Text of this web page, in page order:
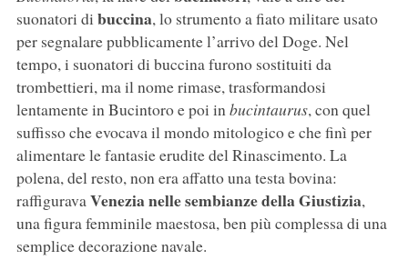
suonatori di buccina, lo strumento a fiato militare usato
per segnalare pubblicamente l’arrivo del Doge. Nel
tempo, i suonatori di buccina furono sostituiti da
trombettieri, ma il nome rimase, trasformandosi
lentamente in Bucintoro e poi inbucintaurus, con quel
suffisso che evocava il mondo mitologico e che finì per
alimentare le fantasie erudite del Rinascimento. La
polena, del resto, non era affatto una testa bovina:
raffiguravaVenezia nelle sembianze della Giustizia,
una figura femminile maestosa, ben più complessa di una
semplice decorazione navale.